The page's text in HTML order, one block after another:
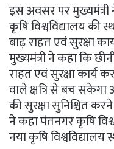
इस अवसर पर
कृषि विश्वविद्यालय की
बाढ़ राहत एवं सुरक्षा
मुख्यमंत्री ने कहा कि
राहत एवं सुरक्षा कार्य
वाले क्षत्रि से बच
की सुरक्षा सुनिश्चित
ने कहा पंतनगर कृषि
नया कृषि विश्वविद्यालय